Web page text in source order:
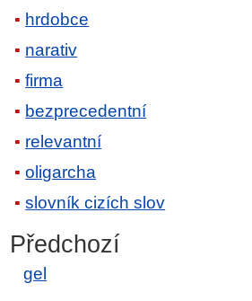
hrdobce
narativ
firma
bezprecedentní
relevantní
oligarcha
slovník cizích slov
Předchozí
gel